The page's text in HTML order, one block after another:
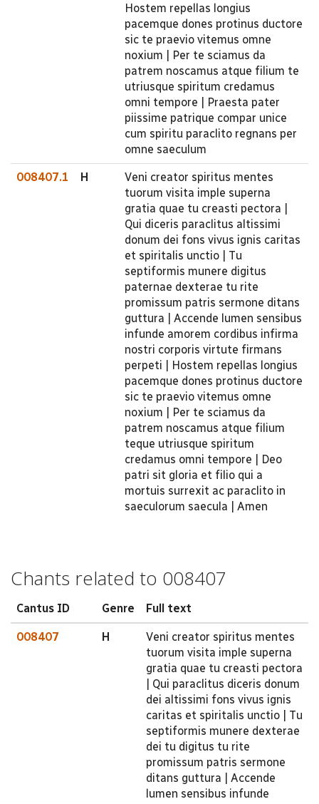
Hostem repellas longius
pacemque dones protinus ductore
sic te praevio vitemus omne
noxium | Per te sciamus da
patrem noscamus atque filium te
utriusque spiritum credamus
omni tempore | Praesta pater
piissime patrique compar unice
cum spiritu paraclito regnans per
omne saeculum
008407.1 H
Veni creator spiritus mentes
tuorum visita imple superna
gratia quae tu creasti pectora |
Qui diceris paraclitus altissimi
donum dei fons vivus ignis caritas
et spiritalis unctio | Tu
septiformis munere digitus
paternae dexterae tu rite
promissum patris sermone ditans
guttura | Accende lumen sensibus
infunde amorem cordibus infirma
nostri corporis virtute firmans
perpeti | Hostem repellas longius
pacemque dones protinus ductore
sic te praevio vitemus omne
noxium | Per te sciamus da
patrem noscamus atque filium
teque utriusque spiritum
credamus omni tempore | Deo
patri sit gloria et filio qui a
mortuis surrexit ac paraclito in
saeculorum saecula | Amen
Chants related to 008407
Cantus ID Genre Full text
008407 H
Veni creator spiritus mentes
tuorum visita imple superna
gratia quae tu creasti pectora
| Qui paraclitus diceris donum
dei altissimi fons vivus ignis
caritas et spiritalis unctio | Tu
septiformis munere dexterae
dei tu digitus tu rite
promissum patris sermone
ditans guttura | Accende
lumen sensibus infunde